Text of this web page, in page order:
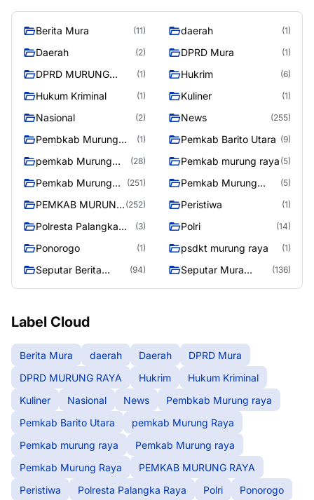
Berita Mura (11) daerah (1)
Daerah (2) DPRD Mura (1)
DPRD MURUNG
(1) Hukrim (6)
Hukum Kriminal (1) Kuliner (1)
Nasional (2) News (255)
Pembkab Murung
(1) Pemkab Barito Utara (9)
pemkab Murung
(28) Pemkab murung raya (5)
Pemkab Murung
(251)
Pemkab Murung
(5)
PEMKAB MURUNG (252) Peristiwa (1)
Polresta Palangka
(3) Polri (14)
Ponorogo (1) psdkt murung raya (1)
Seputar Berita
(94)
Seputar Mura
(136)
Label Cloud
Berita Mura daerah Daerah
DPRD Mura
DPRD MURUNG RAYA
Hukrim
Hukum Kriminal
Kuliner
Nasional News
Pembkab Murung raya
Pemkab Barito Utara
pemkab Murung Raya
Pemkab murung raya
Pemkab Murung raya
Pemkab Murung Raya
PEMKAB MURUNG RAYA
Peristiwa
Polresta Palangka Raya Polri
Ponorogo